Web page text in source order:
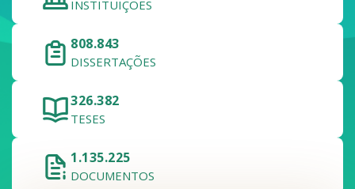
INSTITUIÇÕES
808.843
DISSERTAÇÕES
326.382
TESES
1.135.225
DOCUMENTOS